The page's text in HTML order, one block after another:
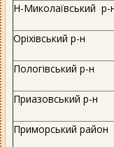
Н-Миколаївський р-
Оріхівський р-н
Пологівський р-н
Приазовський р-н
Приморський район